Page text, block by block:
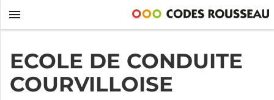
ECOLE DE CONDUITE
COURVILLOISE